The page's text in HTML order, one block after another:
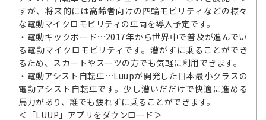
すが、将来的には高齢者向けの四輪モビリティなどの様々
な電動マイクロモビリティの車両を導入予定です。
・電動キックボード…2017年から世界中で普及が進んでい
る電動マイクロモビリティです。漕がずに乗ることができ
るため、スカートやスーツの方でも気軽に利用できます。
・電動アシスト自転車…Luupが開発した日本最小クラスの
電動アシスト自転車です。少し漕いだだけで快適に進める
馬力があり、誰でも疲れずに乗ることができます。
＜「LUUP」アプリをダウンロード＞